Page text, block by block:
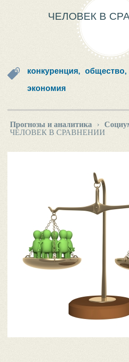
ЧЕЛОВЕК В
конкуренция, общество,
экономия
Прогнозы и аналитика ›
ЧЕЛОВЕК В СРАВНЕНИИ